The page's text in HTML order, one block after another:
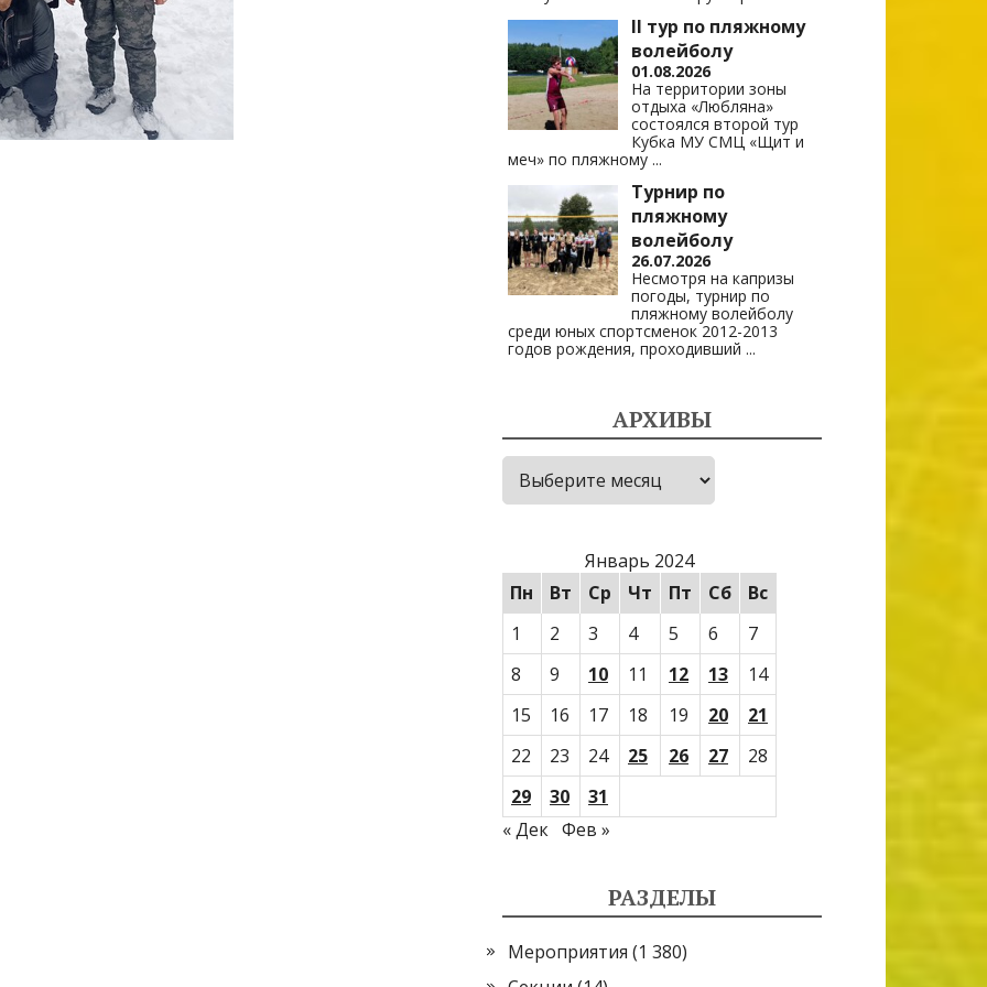
II тур по пляжному
волейболу
01.08.2026
На территории зоны
отдыха «Любляна»
состоялся второй тур
Кубка МУ СМЦ «Щит и
меч» по пляжному ...
Турнир по
пляжному
волейболу
26.07.2026
Несмотря на капризы
погоды, турнир по
пляжному волейболу
среди юных спортсменок 2012-2013
годов рождения, проходивший ...
АРХИВЫ
Архивы
Январь 2024
Пн
Вт Ср Чт Пт Сб
Вс
1
2 3 4 5 6
7
8
9 10 11 12 13
14
15
16 17 18 19 20
21
22
23 24 25 26 27
28
29
30
31
« Дек Фев »
РАЗДЕЛЫ
Мероприятия (1 380)